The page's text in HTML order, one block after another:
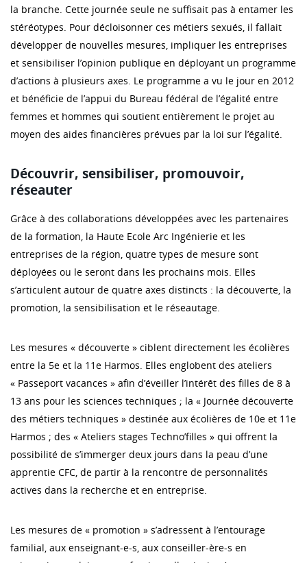
la branche. Cette journée seule ne suffisait pas à entamer les
stéréotypes. Pour décloisonner ces métiers sexués, il fallait
développer de nouvelles mesures, impliquer les entreprises
et sensibiliser l’opinion publique en déployant un programme
d’actions à plusieurs axes. Le programme a vu le jour en 2012
et bénéficie de l’appui du Bureau fédéral de l’égalité entre
femmes et hommes qui soutient entièrement le projet au
moyen des aides financières prévues par la loi sur l’égalité.
Découvrir, sensibiliser, promouvoir,
réseauter
Grâce à des collaborations développées avec les partenaires
de la formation, la Haute Ecole Arc Ingénierie et les
entreprises de la région, quatre types de mesure sont
déployées ou le seront dans les prochains mois. Elles
s’articulent autour de quatre axes distincts : la découverte, la
promotion, la sensibilisation et le réseautage.
Les mesures « découverte » ciblent directement les écolières
entre la 5e et la 11e Harmos. Elles englobent des ateliers
« Passeport vacances » afin d’éveiller l’intérêt des filles de 8 à
13 ans pour les sciences techniques ; la « Journée découverte
des métiers techniques » destinée aux écolières de 10e et 11e
Harmos ; des « Ateliers stages Techno’filles » qui offrent la
possibilité de s’immerger deux jours dans la peau d’une
apprentie CFC, de partir à la rencontre de personnalités
actives dans la recherche et en entreprise.
Les mesures de « promotion » s’adressent à l’entourage
familial, aux enseignant-e-s, aux conseiller-ère-s en